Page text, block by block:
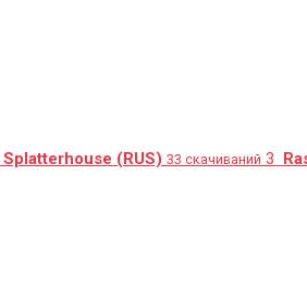
Splatterhouse (RUS) 33 скачиваний 3